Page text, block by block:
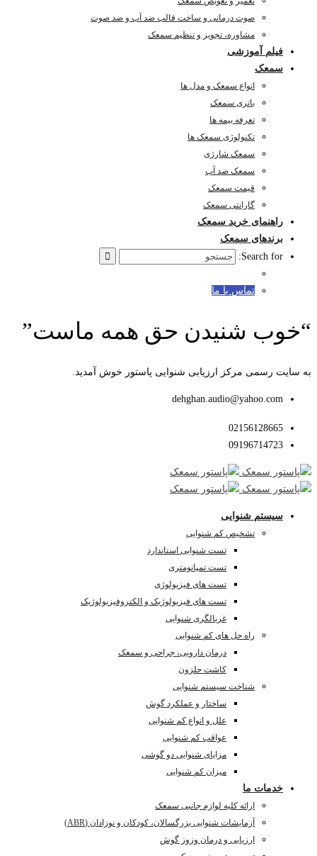
صوت درمانی و ساخت قالب ضد آب و ضد صوت
مشاوره، تجویز و تنظیم سمعک
فیلم آموزشی
سمعک
انواع سمعک و مدل ها
باتری سمعک
تعرفه بیمه ها
تکنولوژی سمعک ها
سمعک شارژی
سمعک ضد آب
قیمت سمعک
گارانتی سمعک
راهنمای خرید سمعک
برندهای سمعک
Search for:
تماس با ما
“خوب شنیدن حق همه ماست”
به سایت رسمی مرکز ارزیابی شنوایی پاستور خوش آمدید.
dehghan.audio@yahoo.com
02156128665
09196714723
سیستم شنوایی
تشخیص کم شنوایی
تست شنوایی استاندارد
تست تمپانومتری
تست های فیزیولوژی
تست های فیزیولوژیک و الکتروفیزیولوژیک
غربالگری شنوایی
راه حل های کم شنوایی
درمان دارویی، جراحی و سمعک
کاشت حلزون
شناخت سیستم شنوایی
ساختار و عملکرد گوش
علل و انواع کم شنوایی
عواقب کم شنوایی
مزایای شنوایی دو گوشی
میزان کم شنوایی
خدمات ما
ارائه کلیه لوازم جانبی سمعک
آزمایشات شنوایی بزرگسالان، کودکان و نوزادان (ABR)
ارزیابی و درمان وزوز گوش